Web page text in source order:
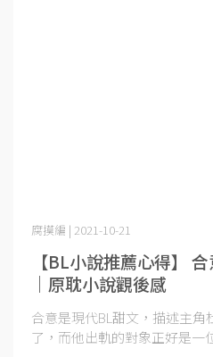
【BL小說推薦心得】
｜原耽小說觀後感
腐摸編 | 2021-10-21
合意是現代BL甜文，描述主
了，而他出軌的對象正好是一